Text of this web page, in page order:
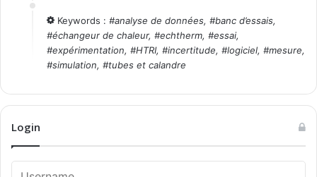
Keywords : #analyse de données, #banc d’essais,
#échangeur de chaleur, #echtherm, #essai,
#expérimentation, #HTRI, #incertitude, #logiciel, #mesure,
#simulation, #tubes et calandre
Login